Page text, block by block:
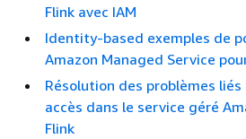
Flink avec IAM
Identity-based exemples de
Amazon Managed Service
Résolution des problèmes
accès dans le service géré
Flink